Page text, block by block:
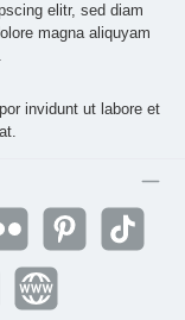
elitr, sed diam
magna aliquyam
invidunt ut labore et
Pinterest TikTok
Website